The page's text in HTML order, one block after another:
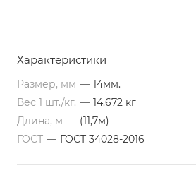
Характеристики
Размер, мм — 14мм.
Вес 1 шт./кг. — 14.672 кг
Длина, м — (11,7м)
ГОСТ — ГОСТ 34028-2016